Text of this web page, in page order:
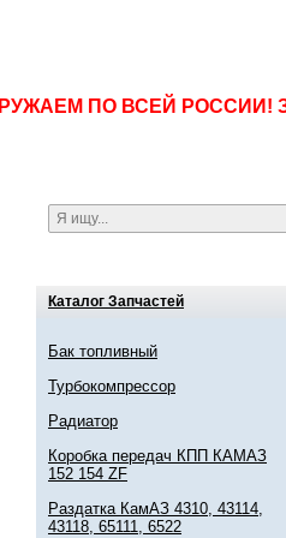
ПО ВСЕЙ РОССИИ!
Каталог Запчастей
Бак топливный
Турбокомпрессор
Радиатор
Коробка передач КПП КАМАЗ
152 154 ZF
Раздатка КамАЗ 4310, 43114,
43118, 65111, 6522